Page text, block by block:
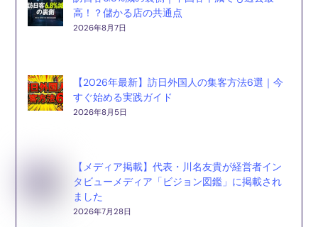
高！？儲かる店の共通点
2026年8月7日
【2026年最新】訪日外国人の集客方法6選｜今
すぐ始める実践ガイド
2026年8月5日
【メディア掲載】代表・川名友貴が経営者イン
タビューメディア「ビジョン図鑑」に掲載され
ました
2026年7月28日